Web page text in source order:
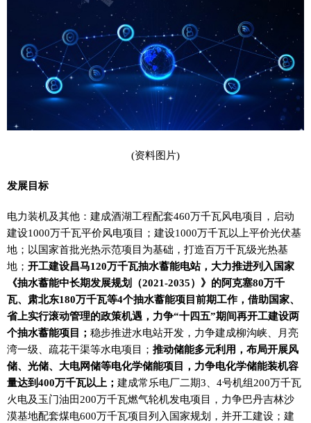
(资料图片)
发展目标
电力装机及其他：建成酒湖工程配套460万千瓦风电项目，启动
建设1000万千瓦平价风电项目；建设1000万千瓦以上平价光伏基
地；以国家首批光热示范项目为基础，打造百万千瓦级光热基
地； 开工建设昌马120万千瓦抽水蓄能电站，大力推进列入国家
《抽水蓄能中长期发展规划（2021-2035）》的阿克塞80万千
瓦、肃北东180万千瓦等4个抽水蓄能项目前期工作，借助国家、
省上实行滚动管理的政策机遇，力争“十四五”期间再开工建设两
个抽水蓄能项目； 稳步推进水电站开发，力争建成柳沟峡、月亮
湾一级、疏花干渠等水电项目； 推动储能多元利用，布局开展风
储、光储、大电网储等电化学储能项目，力争电化学储能装机容
量达到400万千瓦以上； 建成常乐电厂二期3、4号机组200万千瓦
火电及玉门油田200万千瓦燃气轮机发电项目，力争巴丹吉林沙
漠基地配套煤电600万千瓦项目列入国家规划，并开工建设；建